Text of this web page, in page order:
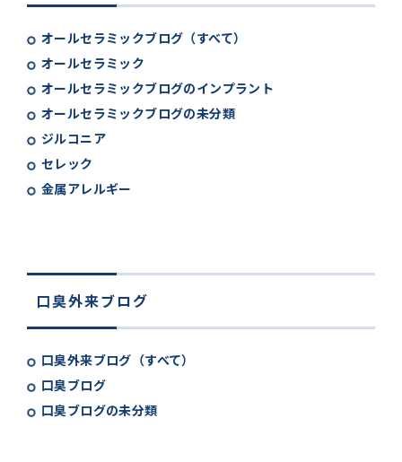
オールセラミックブログ（すべて）
オールセラミック
オールセラミックブログのインプラント
オールセラミックブログの未分類
ジルコニア
セレック
金属アレルギー
口臭外来ブログ
口臭外来ブログ（すべて）
口臭ブログ
口臭ブログの未分類